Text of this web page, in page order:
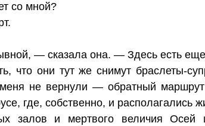
со мной?
— сказала она. — Здесь есть еще
что они тут же снимут браслеты-
не вернули — обратный
где, собственно, и располагались
залов и мертвого величия Осей